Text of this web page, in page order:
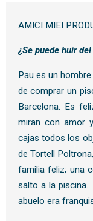
AMICI MIEI
¿Se puede huir
Pau es un
de comprar un
Barcelona. Es
miran con amor
cajas todos los
de Tortell
familia feliz; una
salto a la
abuelo era